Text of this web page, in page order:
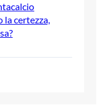
certezza,